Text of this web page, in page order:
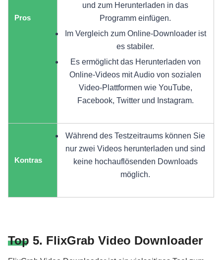
Pros
und zum Herunterladen in das
Programm einfügen.
Im Vergleich zum Online-Downloader ist
es stabiler.
Es ermöglicht das Herunterladen von
Online-Videos mit Audio von sozialen
Video-Plattformen wie YouTube,
Facebook, Twitter und Instagram.
Kontras
Während des Testzeitraums können Sie
nur zwei Videos herunterladen und sind
keine hochauflösenden Downloads
möglich.
Top 5. FlixGrab Video Downloader